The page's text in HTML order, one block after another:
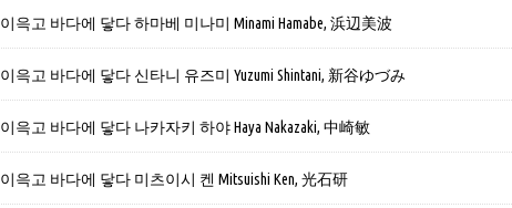
이윽고 바다에 닿다 하마베 미나미 Minami Hamabe, 浜辺美波
이윽고 바다에 닿다 신타니 유즈미 Yuzumi Shintani, 新谷ゆづみ
이윽고 바다에 닿다 나카자키 하야 Haya Nakazaki, 中崎敏
이윽고 바다에 닿다 미츠이시 켄 Mitsuishi Ken, 光石研